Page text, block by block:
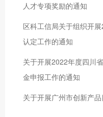
人才专项奖励的通知
区科工信局关于组织开
认定工作的通知
关于开展2022年度四川
金申报工作的通知
关于开展广州市创新产